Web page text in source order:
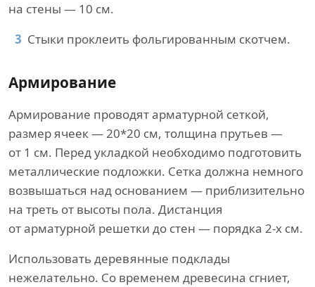
на стены — 10 см.
Стыки проклеить фольгированным скотчем.
Армирование
Армирование проводят арматурной сеткой,
размер ячеек — 20*20 см, толщина прутьев —
от 1 см. Перед укладкой необходимо подготовить
металлические подложки. Сетка должна немного
возвышаться над основанием — приблизительно
на треть от высоты пола. Дистанция
от арматурной решетки до стен — порядка 2-х см.
Использовать деревянные подклады
нежелательно. Со временем древесина сгниет,